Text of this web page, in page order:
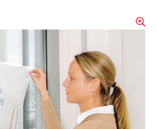
Chart
Magic-Chart Notes 60 x